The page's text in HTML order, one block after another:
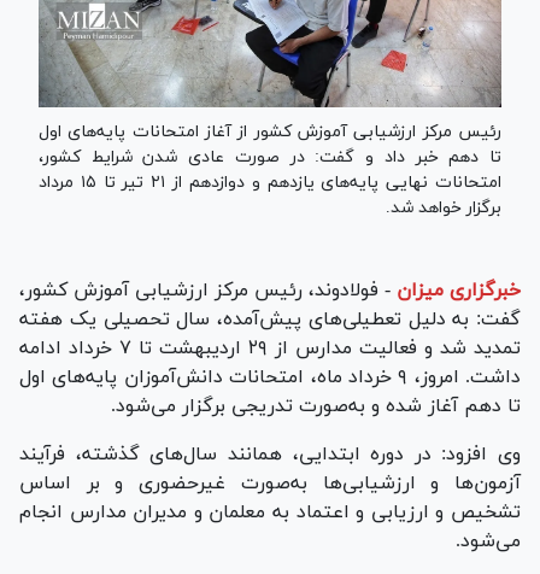
رئیس مرکز ارزشیابی آموزش کشور از آغاز امتحانات پایه‌های اول
تا دهم خبر داد و گفت: در صورت عادی شدن شرایط کشور،
امتحانات نهایی پایه‌های یازدهم و دوازدهم از ۲۱ تیر تا ۱۵ مرداد
برگزار خواهد شد.
خبرگزاری میزان - فولادوند، رئیس مرکز ارزشیابی آموزش کشور،
گفت: به دلیل تعطیلی‌های پیش‌آمده، سال تحصیلی یک هفته
تمدید شد و فعالیت مدارس از ۲۹ اردیبهشت تا ۷ خرداد ادامه
داشت. امروز، ۹ خرداد ماه، امتحانات دانش‌آموزان پایه‌های اول
تا دهم آغاز شده و به‌صورت تدریجی برگزار می‌شود.
وی افزود: در دوره ابتدایی، همانند سال‌های گذشته، فرآیند
آزمون‌ها و ارزشیابی‌ها به‌صورت غیرحضوری و بر اساس
تشخیص و ارزیابی و اعتماد به معلمان و مدیران مدارس انجام
می‌شود.